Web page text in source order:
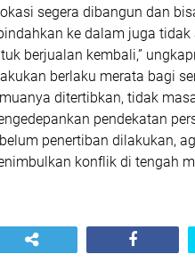
segera dibangun dan
ke dalam juga
berjualan kembali,”
berlaku merata bagi
ditertibkan, tidak
pendekatan
penertiban dilakukan,
konflik di tengah